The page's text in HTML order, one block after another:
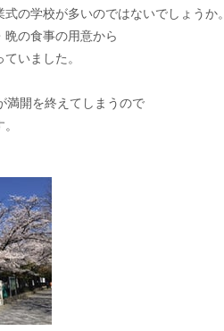
の学校が多いのではないでしょうか。
の食事の用意から
いました。
満開を終えてしまうので